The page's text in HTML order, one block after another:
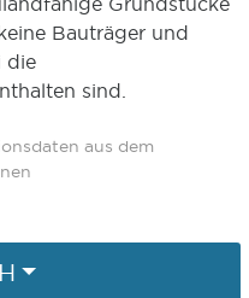
Bauträger und
die
sind.
aus dem